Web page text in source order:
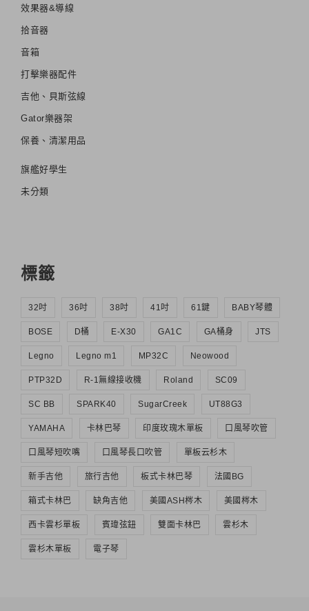
效果器&導線
拾音器
音箱
打擊樂器配件
吉他、貝斯弦線
Gator樂器架
保養、清潔用品
旗艦好學生
未分類
標籤
32吋 36吋 38吋 41吋 61鍵 BABY琴體
BOSE D桶 E-X30 GA1C GA桶身 JTS
Legno Legno m1 MP32C Neowood
PTP32D R-1無線接收機 Roland SC09
SC BB SPARK40 SugarCreek UT88G3
YAMAHA 卡林巴琴 印度玫瑰木單板 口風琴吹管
口風琴短吹嘴 口風琴長口吹管 單板云杉木
新手吉他 旅行吉他 板式卡林巴琴 法國BG
箱式卡林巴 缺角吉他 美國ASH梣木 美國梣木
西卡雲杉單板 賓瑋弦鈕 雙面卡林巴 雲杉木
雲杉木單板 電子琴